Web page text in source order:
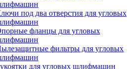
под два отверстия для угловых
фланцы для угловых
фильтры для угловых
для угловых шлифмашин